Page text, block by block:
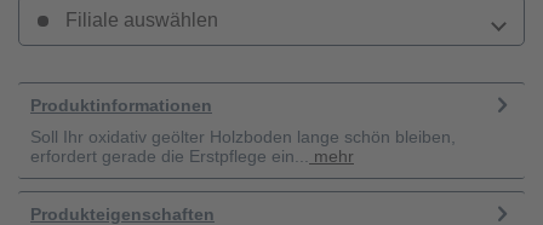
Filiale auswählen
Produktinformationen
Soll Ihr oxidativ geölter Holzboden lange schön bleiben,
erfordert gerade die Erstpflege ein...
mehr
Produkteigenschaften